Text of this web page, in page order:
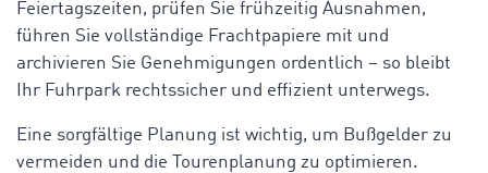
Feiertagszeiten, prüfen Sie frühzeitig Ausnahmen,
führen Sie vollständige Frachtpapiere mit und
archivieren Sie Genehmigungen ordentlich – so bleibt
Ihr Fuhrpark rechtssicher und effizient unterwegs.
Eine sorgfältige Planung ist wichtig, um Bußgelder zu
vermeiden und die Tourenplanung zu optimieren.